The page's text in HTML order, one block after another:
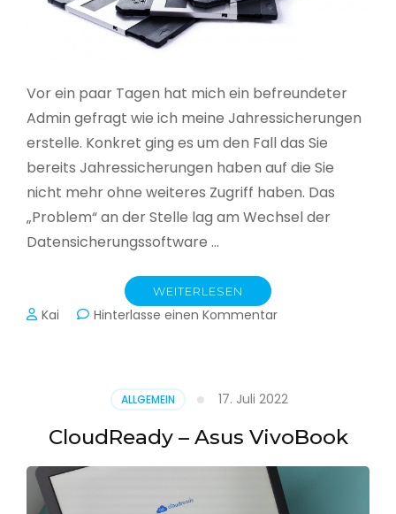
Vor ein paar Tagen hat mich ein befreundeter
Admin gefragt wie ich meine Jahressicherungen
erstelle. Konkret ging es um den Fall das Sie
bereits Jahressicherungen haben auf die Sie
nicht mehr ohne weiteres Zugriff haben. Das
„Problem“ an der Stelle lag am Wechsel der
Datensicherungssoftware …
WEITERLESEN
Kai Hinterlasse einen Kommentarzu
Jahressicherung
ALLGEMEIN 17. Juli 2022
CloudReady – Asus VivoBook